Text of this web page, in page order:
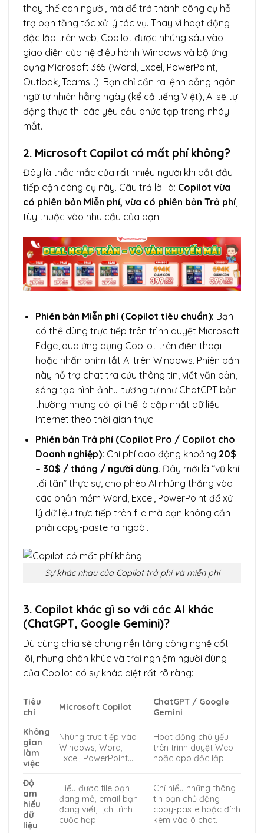
thay thế con người, mà để trở thành công cụ hỗ
trợ bạn tăng tốc xử lý tác vụ. Thay vì hoạt động
độc lập trên web, Copilot được nhúng sâu vào
giao diện của hệ điều hành Windows và bộ ứng
dụng Microsoft 365 (Word, Excel, PowerPoint,
Outlook, Teams…). Bạn chỉ cần ra lệnh bằng ngôn
ngữ tự nhiên hằng ngày (kể cả tiếng Việt), AI sẽ tự
động thực thi các yêu cầu phức tạp trong nháy
mắt.
2. Microsoft Copilot có mất phí không?
Đây là thắc mắc của rất nhiều người khi bắt đầu
tiếp cận công cụ này. Câu trả lời là: Copilot vừa
có phiên bản Miễn phí, vừa có phiên bản Trả phí,
tùy thuộc vào nhu cầu của bạn:
Phiên bản Miễn phí (Copilot tiêu chuẩn): Bạn
có thể dùng trực tiếp trên trình duyệt Microsoft
Edge, qua ứng dụng Copilot trên điện thoại
hoặc nhấn phím tắt AI trên Windows. Phiên bản
này hỗ trợ chat tra cứu thông tin, viết văn bản,
sáng tạo hình ảnh… tương tự như ChatGPT bản
thường nhưng có lợi thế là cập nhật dữ liệu
Internet theo thời gian thực.
Phiên bản Trả phí (Copilot Pro / Copilot cho
Doanh nghiệp): Chi phí dao động khoảng 20$
– 30$ / tháng / người dùng. Đây mới là “vũ khí
tối tân” thực sự, cho phép AI nhúng thẳng vào
các phần mềm Word, Excel, PowerPoint để xử
lý dữ liệu trực tiếp trên file mà bạn không cần
phải copy-paste ra ngoài.
Sự khác nhau của Copilot trả phí và miễn phí
3. Copilot khác gì so với các AI khác
(ChatGPT, Google Gemini)?
Dù cùng chia sẻ chung nền tảng công nghệ cốt
lõi, nhưng phân khúc và trải nghiệm người dùng
của Copilot có sự khác biệt rất rõ ràng:
Tiêu
chí
Microsoft Copilot
ChatGPT / Google
Gemini
Không
gian
làm
việc
Nhúng trực tiếp vào
Windows, Word,
Excel, PowerPoint…
Hoạt động chủ yếu
trên trình duyệt Web
hoặc app độc lập.
Độ
am
hiểu
dữ
liệu
Hiểu được file bạn
đang mở, email bạn
đang viết, lịch trình
cuộc họp.
Chỉ hiểu những thông
tin bạn chủ động
copy-paste hoặc đính
kèm vào ô chat.